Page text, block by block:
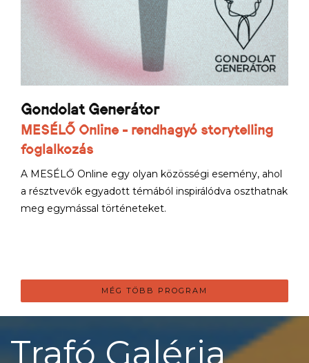
Gondolat Generátor
MESÉLŐ Online - rendhagyó storytelling
foglalkozás
A MESÉLŐ Online egy olyan közösségi esemény, ahol
a résztvevők egyadott témából inspirálódva oszthatnak
meg egymással történeteket.
MÉG TÖBB PROGRAM
Trafó Galéria